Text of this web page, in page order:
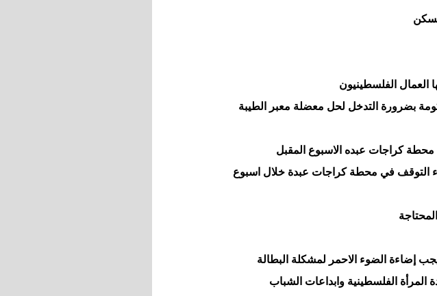
العمال الفلسطينيون
بضرورة التدخل لحل معضلة معبر الطيبة
كراجات عبده الاسبوع المقبل
التوقف في محطة كراجات عبدة خلال اسبوع